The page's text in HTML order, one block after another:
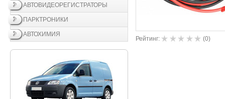
АВТОВИДЕОРЕГИСТРАТОРЫ
ПАРКТРОНИКИ
АВТОХИМИЯ
Рейтинг: (0)